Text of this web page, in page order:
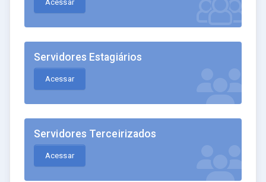
Acessar
Servidores Estagiários
Acessar
Servidores Terceirizados
Acessar